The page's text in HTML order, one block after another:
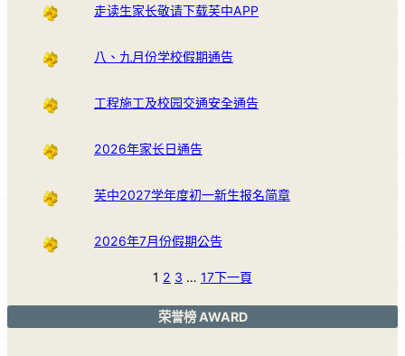
走读生家长敬请下载芙中APP
八、九月份学校假期通告
工程施工及校园交通安全通告
2026年家长日通告
芙中2027学年度初一新生报名简章
2026年7月份假期公告
1 2 3 … 17下一頁
荣誉榜 AWARD